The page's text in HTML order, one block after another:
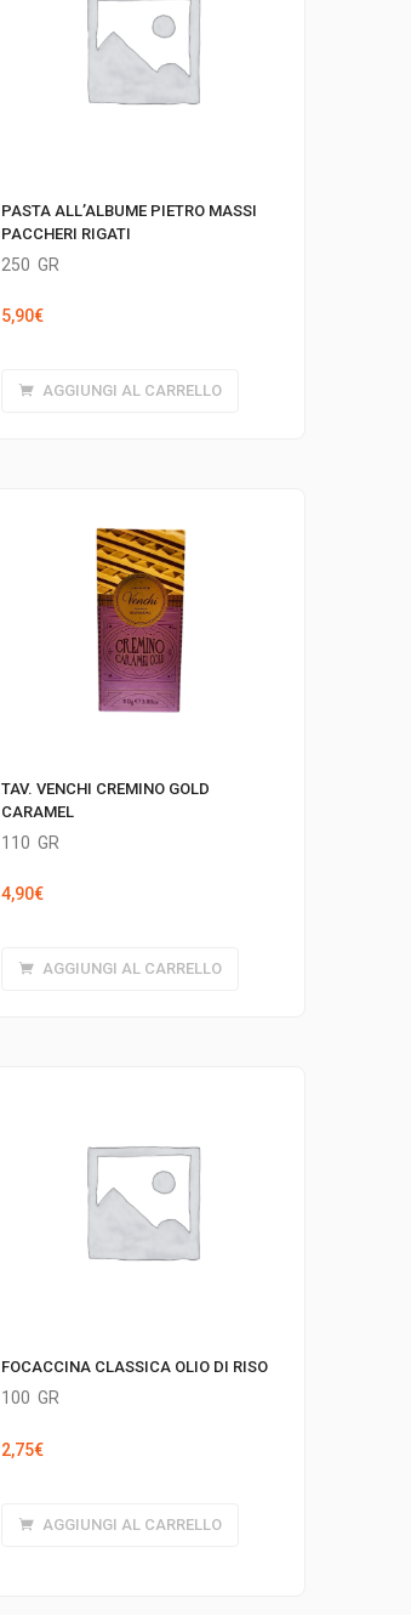
PASTA ALL’ALBUME PIETRO MASSI
PACCHERI RIGATI
250 GR
5,90€
AGGIUNGI AL CARRELLO
TAV. VENCHI CREMINO GOLD
CARAMEL
110 GR
4,90€
AGGIUNGI AL CARRELLO
FOCACCINA CLASSICA OLIO DI RISO
100 GR
2,75€
AGGIUNGI AL CARRELLO